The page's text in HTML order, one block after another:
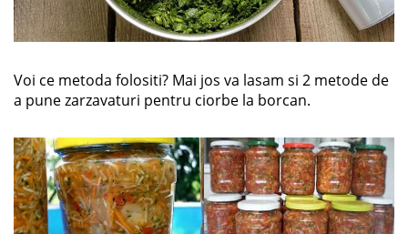
Voi ce metoda folositi? Mai jos va lasam si 2 metode de
a pune zarzavaturi pentru ciorbe la borcan.